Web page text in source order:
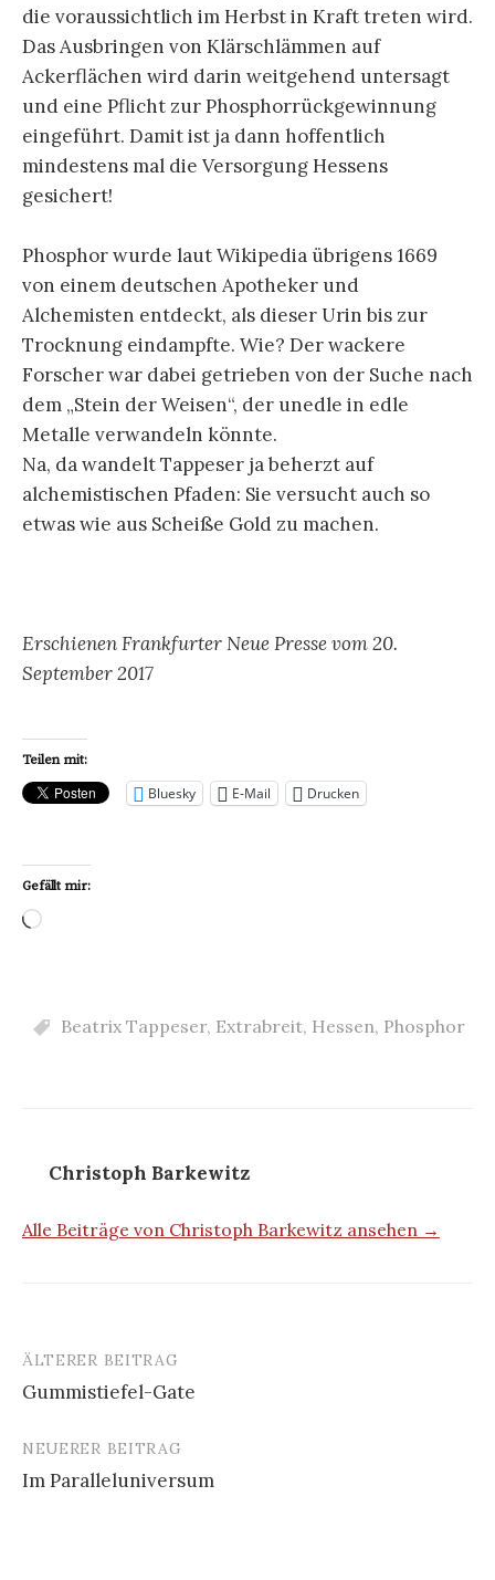
die voraussichtlich im Herbst in Kraft treten wird.
Das Ausbringen von Klärschlämmen auf
Ackerflächen wird darin weitgehend untersagt
und eine Pflicht zur Phosphorrückgewinnung
eingeführt. Damit ist ja dann hoffentlich
mindestens mal die Versorgung Hessens
gesichert!
Phosphor wurde laut Wikipedia übrigens 1669
von einem deutschen Apotheker und
Alchemisten entdeckt, als dieser Urin bis zur
Trocknung eindampfte. Wie? Der wackere
Forscher war dabei getrieben von der Suche nach
dem „Stein der Weisen“, der unedle in edle
Metalle verwandeln könnte.
Na, da wandelt Tappeser ja beherzt auf
alchemistischen Pfaden: Sie versucht auch so
etwas wie aus Scheiße Gold zu machen.
Erschienen Frankfurter Neue Presse vom 20.
September 2017
Teilen mit:
Bluesky E-Mail Drucken
Gefällt mir:
Wird
Beatrix Tappeser, Extrabreit, Hessen, Phosphor
Christoph Barkewitz
Alle Beiträge von Christoph Barkewitz ansehen →
Beitrags-
Navigation
ÄLTERER BEITRAG
Gummistiefel-Gate
NEUERER BEITRAG
Im Paralleluniversum